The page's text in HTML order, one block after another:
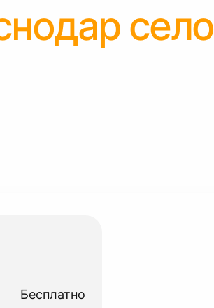
село
Бесплатно